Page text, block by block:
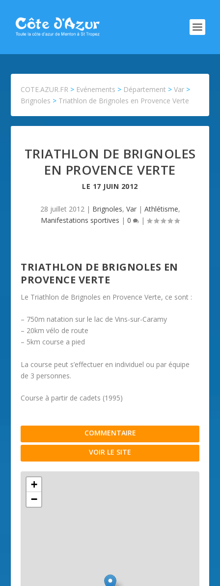
COTE.AZUR.FR > Evénements > Département >Var >
Brignoles > Triathlon de Brignoles en Provence Verte
TRIATHLON DE BRIGNOLES
EN PROVENCE VERTE
LE 17 JUIN 2012
28 juillet 2012| Brignoles, Var| Athlétisme,
Manifestations sportives | 0 |
TRIATHLON DE BRIGNOLES EN
PROVENCE VERTE
Le Triathlon de Brignoles en Provence Verte, ce sont :
– 750m natation sur le lac de Vins-sur-Caramy
– 20km vélo de route
– 5km course a pied
La course peut s’effectuer en individuel ou par équipe
de 3 personnes.
Course à partir de cadets (1995)
COMMENTAIRE
VOIR LE SITE
+
−